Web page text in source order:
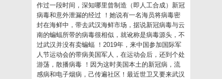
作过一段时间，深知哪里曾制造（即人工合成）新冠
病毒和意外泄漏的经过 ！她说有一名海员将病毒密
封在海鲜中，带去武汉海鲜市场，据说新冠病毒与云
南的蝙蝠所带的病毒很相似，就讹称是病毒源头，不
过武汉并没有卖蝙蝠 ！2019年，来中国参加国际军
人节运动会的带病美国军人，在运动会后，还到个处
游荡，散播病毒 ！因为这时美国本土的新冠病，流
感病和电子烟病，己传遍社区！最近世卫又要来武汉